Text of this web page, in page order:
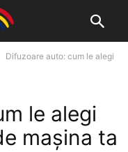
Difuzoare auto: cum le alegi
le alegi
mașina ta